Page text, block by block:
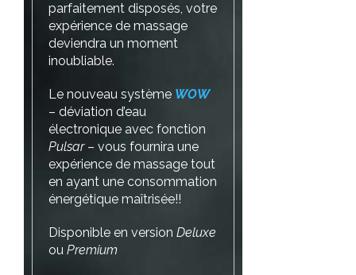
parfaitement disposés, votre
expérience de massage
deviendra un moment
inoubliable.
Le nouveau système WOW
– déviation d’eau
électronique avec fonction
Pulsar– vous fournira une
expérience de massage tout
en ayant une consommation
énergétique maîtrisée!!
Disponible en version Deluxe
ou Premium